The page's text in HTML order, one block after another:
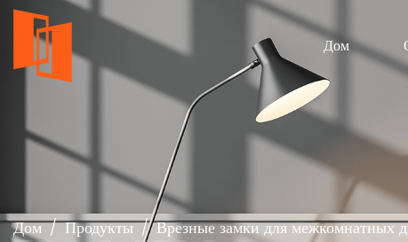
Дом
Дом/Продукты/Врезные замки для межкомнатных